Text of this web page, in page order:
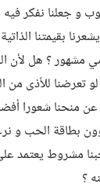
و جعلنا نفكر
بقيمتنا
مشهور ؟ هل لأن
تعرضنا للأذى
منحنا شعورا
بطاقة الحب و
مشروط يعتمد
؟